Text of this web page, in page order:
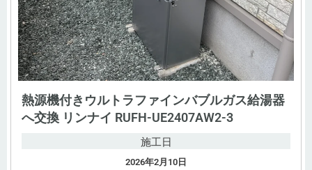
熱源機付きウルトラファインバブルガス給湯器
へ交換 リンナイ RUFH-UE2407AW2-3
施工日
2026年2月10日